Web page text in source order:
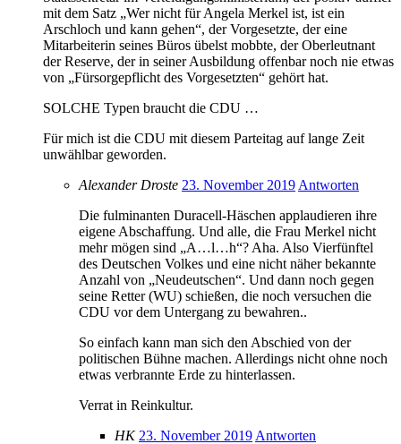
mit dem Satz „Wer nicht für Angela Merkel ist, ist ein
Arschloch und kann gehen“, der Vorgesetzte, der eine
Mitarbeiterin seines Büros übelst mobbte, der Oberleutnant
der Reserve, der in seiner Ausbildung offenbar noch nie etwas
von „Fürsorgepflicht des Vorgesetzten“ gehört hat.
SOLCHE Typen braucht die CDU …
Für mich ist die CDU mit diesem Parteitag auf lange Zeit
unwählbar geworden.
Alexander Droste 23. November 2019 Antworten
Die fulminanten Duracell-Häschen applaudieren ihre
eigene Abschaffung. Und alle, die Frau Merkel nicht
mehr mögen sind „A…l…h“? Aha. Also Vierfünftel
des Deutschen Volkes und eine nicht näher bekannte
Anzahl von „Neudeutschen“. Und dann noch gegen
seine Retter (WU) schießen, die noch versuchen die
CDU vor dem Untergang zu bewahren..
So einfach kann man sich den Abschied von der
politischen Bühne machen. Allerdings nicht ohne noch
etwas verbrannte Erde zu hinterlassen.
Verrat in Reinkultur.
HK 23. November 2019 Antworten